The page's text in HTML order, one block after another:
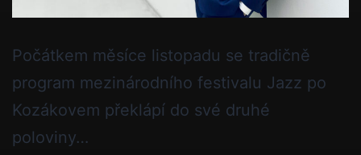
Počátkem měsíce listopadu se tradičně
program mezinárodního festivalu Jazz po
Kozákovem překlápí do své druhé
poloviny…